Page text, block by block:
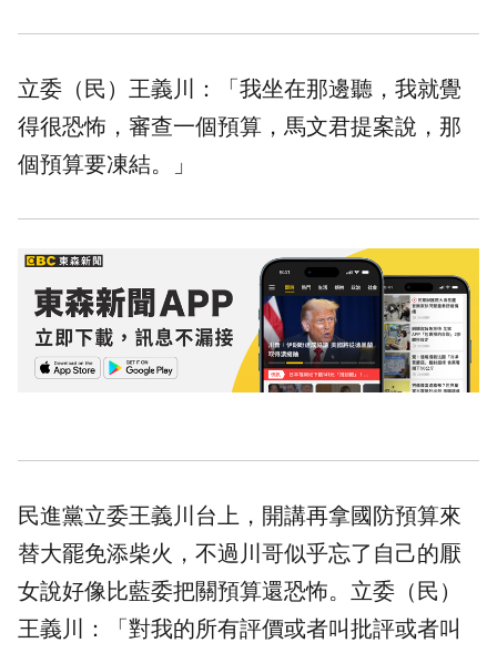
立委（民）王義川：「我坐在那邊聽，我就覺
得很恐怖，審查一個預算，馬文君提案說，那
個預算要凍結。」
民進黨立委王義川台上，開講再拿國防預算來
替大罷免添柴火，不過川哥似乎忘了自己的厭
女說好像比藍委把關預算還恐怖。立委（民）
王義川：「對我的所有評價或者叫批評或者叫